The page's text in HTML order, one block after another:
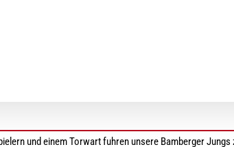
und einem Torwart fuhren unsere Bamberger